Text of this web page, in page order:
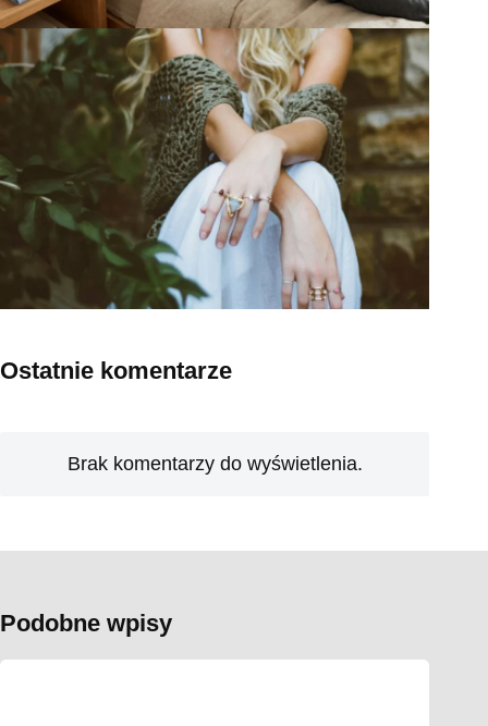
Ostatnie komentarze
Brak komentarzy do wyświetlenia.
Podobne wpisy